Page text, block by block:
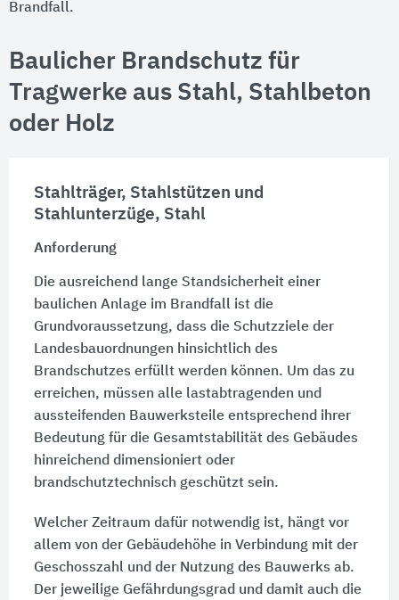
Brandfall.
Baulicher Brandschutz für
Tragwerke aus Stahl, Stahlbeton
oder Holz
Stahlträger, Stahlstützen und
Stahlunterzüge, Stahl
Anforderung
Die ausreichend lange Standsicherheit einer
baulichen Anlage im Brandfall ist die
Grundvoraussetzung, dass die Schutzziele der
Landesbauordnungen hinsichtlich des
Brandschutzes erfüllt werden können. Um das zu
erreichen, müssen alle lastabtragenden und
aussteifenden Bauwerksteile entsprechend ihrer
Bedeutung für die Gesamtstabilität des Gebäudes
hinreichend dimensioniert oder
brandschutztechnisch geschützt sein.
Welcher Zeitraum dafür notwendig ist, hängt vor
allem von der Gebäudehöhe in Verbindung mit der
Geschosszahl und der Nutzung des Bauwerks ab.
Der jeweilige Gefährdungsgrad und damit auch die